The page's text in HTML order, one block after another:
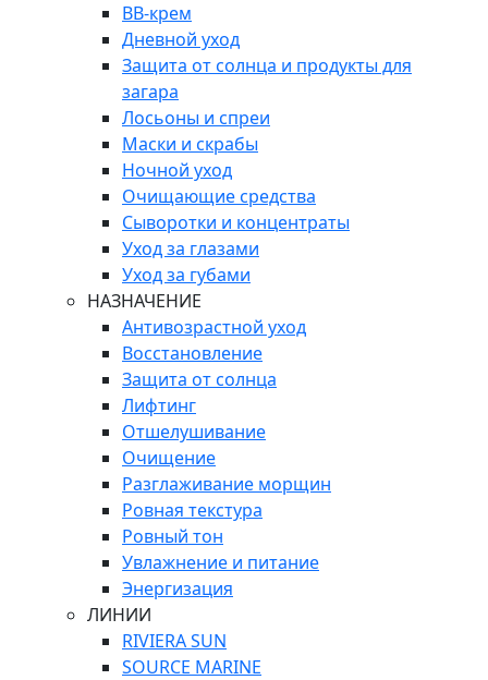
ВВ-крем
Дневной уход
Защита от солнца и продукты для
загара
Лосьоны и спреи
Маски и скрабы
Ночной уход
Очищающие средства
Сыворотки и концентраты
Уход за глазами
Уход за губами
НАЗНАЧЕНИЕ
Антивозрастной уход
Восстановление
Защита от солнца
Лифтинг
Отшелушивание
Очищение
Разглаживание морщин
Ровная текстура
Ровный тон
Увлажнение и питание
Энергизация
ЛИНИИ
RIVIERA SUN
SOURCE MARINE